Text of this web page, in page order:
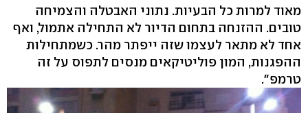
מאוד למרות כל הבעיות. נתוני האבטלה והצמיחה
טובים. ההזנחה בתחום הדיור לא התחילה אתמול, ואף
אחד לא מתאר לעצמו שזה ייפתר מהר. כשמתחילות
ההפגנות, המון פוליטיקאים מנסים לתפוס על זה
טרמפ".